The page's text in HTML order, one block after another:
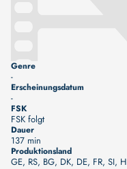
Genre
-
Erscheinungsdatum
-
FSK
FSK folgt
Dauer
137 min
Produktionsland
GE, RS, BG, DK, DE, FR, SI,